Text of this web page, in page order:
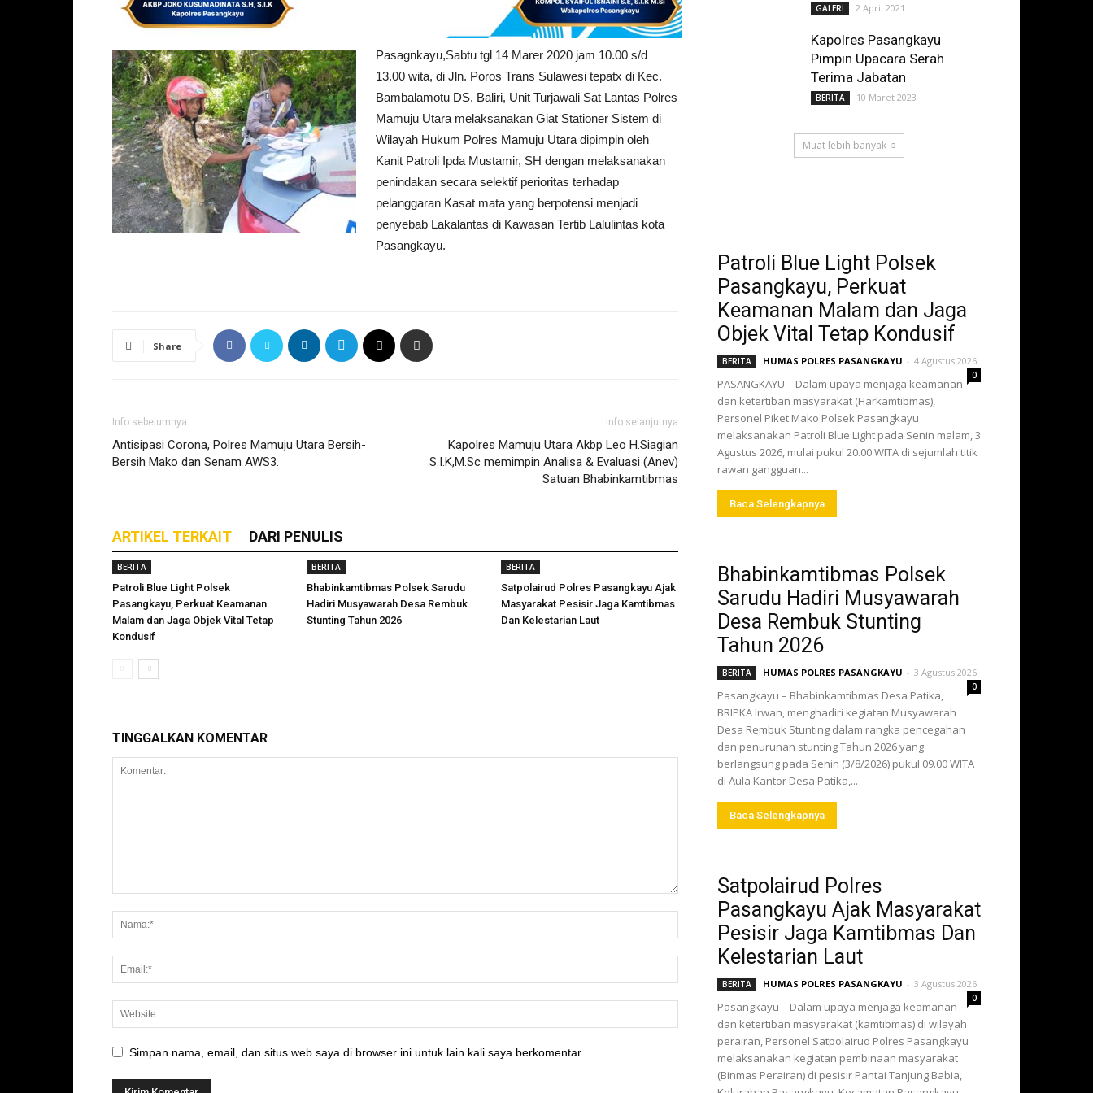
Pasagnkayu,Sabtu tgl 14 Marer 2020 jam 10.00 s/d
13.00 wita, di Jln. Poros Trans Sulawesi tepatx di Kec.
Bambalamotu DS. Baliri, Unit Turjawali Sat Lantas Polres
Mamuju Utara melaksanakan Giat Stationer Sistem di
Wilayah Hukum Polres Mamuju Utara dipimpin oleh
Kanit Patroli Ipda Mustamir, SH dengan melaksanakan
penindakan secara selektif perioritas terhadap
pelanggaran Kasat mata yang berpotensi menjadi
penyebab Lakalantas di Kawasan Tertib Lalulintas kota
Pasangkayu.
Share
Info sebelumnya
Antisipasi Corona, Polres Mamuju Utara Bersih-
Bersih Mako dan Senam AWS3.
Info selanjutnya
Kapolres Mamuju Utara Akbp Leo H.Siagian
S.I.K,M.Sc memimpin Analisa & Evaluasi (Anev)
Satuan Bhabinkamtibmas
ARTIKEL TERKAIT DARI PENULIS
BERITA
Patroli Blue Light Polsek
Pasangkayu, Perkuat Keamanan
Malam dan Jaga Objek Vital Tetap
Kondusif
BERITA
Bhabinkamtibmas Polsek Sarudu
Hadiri Musyawarah Desa Rembuk
Stunting Tahun 2026
BERITA
Satpolairud Polres Pasangkayu Ajak
Masyarakat Pesisir Jaga Kamtibmas
Dan Kelestarian Laut
TINGGALKAN KOMENTAR
Simpan nama, email, dan situs web saya di browser ini untuk lain kali saya berkomentar.
GALERI 2 April 2021
Kapolres Pasangkayu
Pimpin Upacara Serah
Terima Jabatan
BERITA 10 Maret 2023
Muat lebih banyak
Patroli Blue Light Polsek
Pasangkayu, Perkuat
Keamanan Malam dan Jaga
Objek Vital Tetap Kondusif
BERITA HUMAS POLRES PASANGKAYU - 4 Agustus 2026
0
PASANGKAYU – Dalam upaya menjaga keamanan
dan ketertiban masyarakat (Harkamtibmas),
Personel Piket Mako Polsek Pasangkayu
melaksanakan Patroli Blue Light pada Senin malam, 3
Agustus 2026, mulai pukul 20.00 WITA di sejumlah titik
rawan gangguan...
Baca Selengkapnya
Bhabinkamtibmas Polsek
Sarudu Hadiri Musyawarah
Desa Rembuk Stunting
Tahun 2026
BERITA HUMAS POLRES PASANGKAYU - 3 Agustus 2026
0
Pasangkayu – Bhabinkamtibmas Desa Patika,
BRIPKA Irwan, menghadiri kegiatan Musyawarah
Desa Rembuk Stunting dalam rangka pencegahan
dan penurunan stunting Tahun 2026 yang
berlangsung pada Senin (3/8/2026) pukul 09.00 WITA
di Aula Kantor Desa Patika,...
Baca Selengkapnya
Satpolairud Polres
Pasangkayu Ajak Masyarakat
Pesisir Jaga Kamtibmas Dan
Kelestarian Laut
BERITA HUMAS POLRES PASANGKAYU - 3 Agustus 2026
0
Pasangkayu – Dalam upaya menjaga keamanan
dan ketertiban masyarakat (kamtibmas) di wilayah
perairan, Personel Satpolairud Polres Pasangkayu
melaksanakan kegiatan pembinaan masyarakat
(Binmas Perairan) di pesisir Pantai Tanjung Babia,